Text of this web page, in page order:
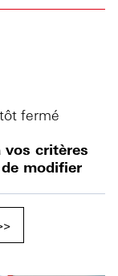
fermé
vos critères
modifier